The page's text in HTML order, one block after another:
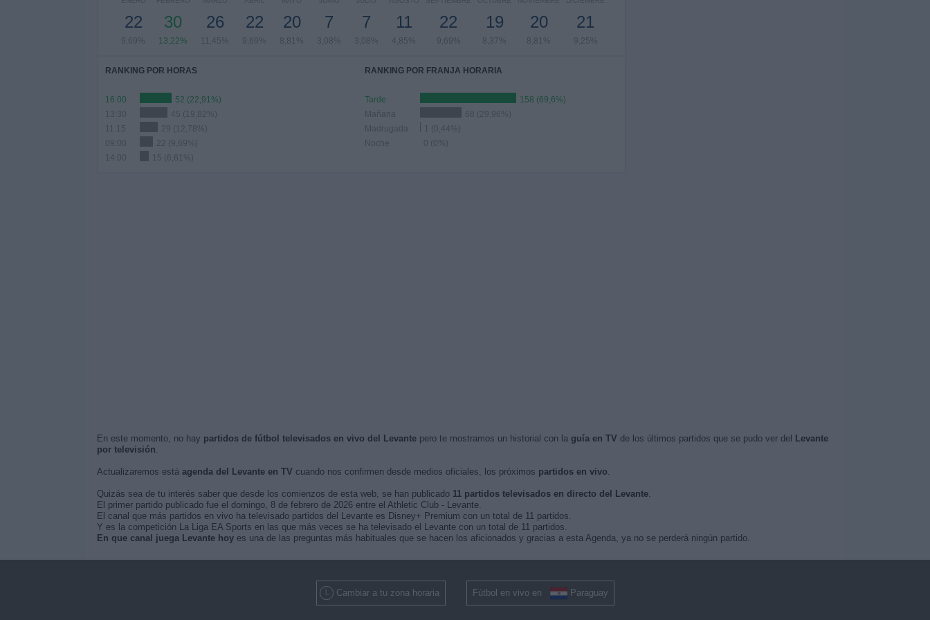
22
9,69%
30
13,22%
26
11,45%
22
9,69%
20
8,81%
7
3,08%
7
3,08%
11
4,85%
22
9,69%
19
8,37%
20
8,81%
21
9,25%
RANKING POR HORAS
16:00
52 (22,91%)
13:30
45 (19,82%)
11:15
29 (12,78%)
09:00
22 (9,69%)
15 (6,61%)
RANKING POR FRANJA HORARIA
Tarde
158 (69,6%)
Mañana
68 (29,96%)
Madrugada
1 (0,44%)
Noche
0 (0%)
En este momento, no hay partidos de fútbol televisados en vivo del Levantepero te mostramos un historial con la guía en TV de los últimos partidos que se pudo ver del
Levante
por televisión.
Actualizaremos está agenda del Levante en TV cuando nos confirmen desde medios oficiales, los próximos partidos en vivo.
Quizás sea de tu interés saber que desde los comienzos de esta web, se han publicado 11 partidos televisados en directo del Levante.
El primer partido publicado fue el domingo, 8 de febrero de 2026 entre el Athletic Club - Levante.
El canal que más partidos en vivo ha televisado partidos del Levante es Disney+ Premium con un total de 11 partidos.
Y es la competición La Liga EA Sports en las que más veces se ha televisado el Levante con un total de 11 partidos.
En que canal juega Levante hoyes una de las preguntas más habituales que se hacen los aficionados y gracias a esta Agenda, ya no se perderá ningún partido.
Cambiar a tu zona horaria Fútbol en vivo en Paraguay